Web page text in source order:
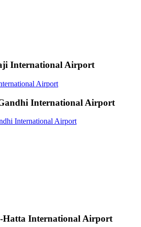
International Airport
Airport
International Airport
International Airport
Hatta International Airport